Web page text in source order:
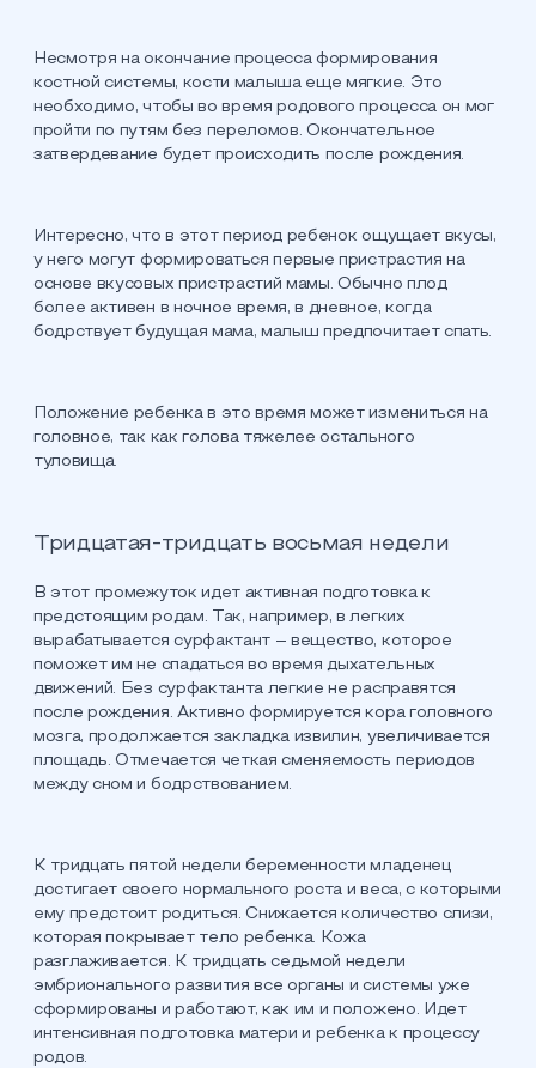
Несмотря на окончание процесса формирования
костной системы, кости малыша еще мягкие. Это
необходимо, чтобы во время родового процесса он мог
пройти по путям без переломов. Окончательное
затвердевание будет происходить после рождения.
Интересно, что в этот период ребенок ощущает вкусы,
у него могут формироваться первые пристрастия на
основе вкусовых пристрастий мамы. Обычно плод
более активен в ночное время, в дневное, когда
бодрствует будущая мама, малыш предпочитает спать.
Положение ребенка в это время может измениться на
головное, так как голова тяжелее остального
туловища.
Тридцатая-тридцать восьмая недели
В этот промежуток идет активная подготовка к
предстоящим родам. Так, например, в легких
вырабатывается сурфактант – вещество, которое
поможет им не спадаться во время дыхательных
движений. Без сурфактанта легкие не расправятся
после рождения. Активно формируется кора головного
мозга, продолжается закладка извилин, увеличивается
площадь. Отмечается четкая сменяемость периодов
между сном и бодрствованием.
К тридцать пятой недели беременности младенец
достигает своего нормального роста и веса, с которыми
ему предстоит родиться. Снижается количество слизи,
которая покрывает тело ребенка. Кожа
разглаживается. К тридцать седьмой недели
эмбрионального развития все органы и системы уже
сформированы и работают, как им и положено. Идет
интенсивная подготовка матери и ребенка к процессу
родов.